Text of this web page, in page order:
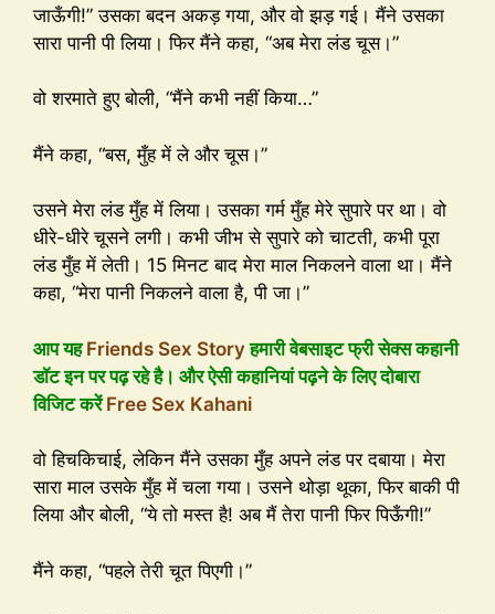
जाऊँगी!” उसका बदन अकड़ गया, और वो झड़ गई। मैंने उसका
सारा पानी पी लिया। फिर मैंने कहा, “अब मेरा लंड चूस।”
वो शरमाते हुए बोली, “मैंने कभी नहीं किया…”
मैंने कहा, “बस, मुँह में ले और चूस।”
उसने मेरा लंड मुँह में लिया। उसका गर्म मुँह मेरे सुपारे पर था। वो
धीरे-धीरे चूसने लगी। कभी जीभ से सुपारे को चाटती, कभी पूरा
लंड मुँह में लेती। 15 मिनट बाद मेरा माल निकलने वाला था। मैंने
कहा, “मेरा पानी निकलने वाला है, पी जा।”
आप यहFriends Sex Storyहमारी वेबसाइट फ्री सेक्स कहानी
डॉट इन पर पढ़ रहे है। और ऐसी कहानियां पढ़ने के लिए दोबारा
विजिट करेंFree Sex Kahani
वो हिचकिचाई, लेकिन मैंने उसका मुँह अपने लंड पर दबाया। मेरा
सारा माल उसके मुँह में चला गया। उसने थोड़ा थूका, फिर बाकी पी
लिया और बोली, “ये तो मस्त है! अब मैं तेरा पानी फिर पिऊँगी!”
मैंने कहा, “पहले तेरी चूत पिएगी।”